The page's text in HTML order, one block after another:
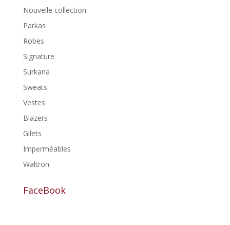
Nouvelle collection
Parkas
Robes
Signature
Surkana
Sweats
Vestes
Blazers
Gilets
Imperméables
Waltron
FaceBook